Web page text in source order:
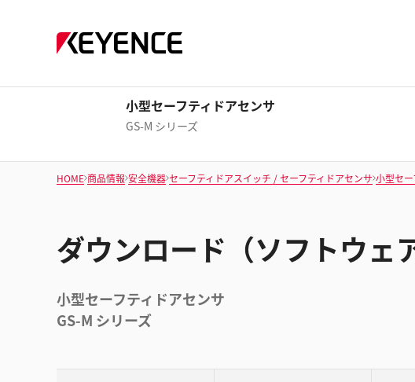
小型セーフティドアセンサ
GS-M シリーズ
HOME 商品情報 安全機器 セーフティドアスイッチ / セーフティドアセンサ 小型セ
ダウンロード（ソフトウェ
小型セーフティドアセンサ
GS-M シリーズ